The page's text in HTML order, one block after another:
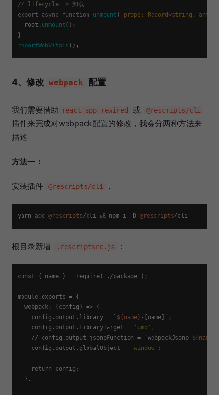
// lifecycle => 卸载
export
async function unmount ( _props: Record<string , any
  root.
unmount ();
reportWebVitals
4、修改 webpack 配置
我们需要借助 react-app-rewired 或 @rescripts/cli
插件来完成对webpack配置的修改，我会分两种方法来
描述
方法一：
安装插件 @rescripts/cli ，
yarn add @rescripts /cli 或 npm i - D @rescripts /
根目录新增 .rescriptsrc.js ：
const { name } = require('./package') ;
module.exports = {
  webpack: (config) => {
config.output.library = ` ${name} -[name]` ;
config.output.libraryTarget = 'umd' ;
    //
config.output.jsonpFunction = `webpackJsonp_ ${name}
config.output.globalObject = 'window' ;
    return config
;
  },